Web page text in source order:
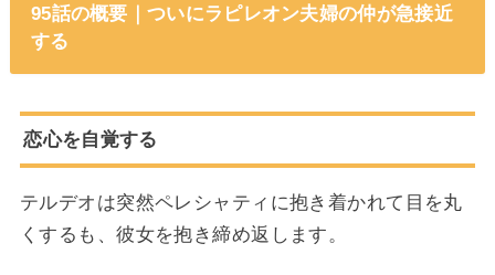
95話の概要｜ついにラピレオン夫婦の仲が急接近
する
恋心を自覚する
テルデオは突然ペレシャティに抱き着かれて目を丸
くするも、彼女を抱き締め返します。